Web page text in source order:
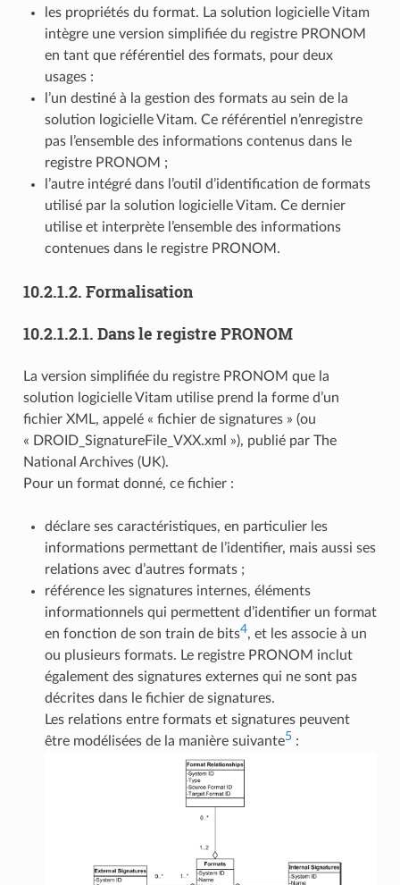
les propriétés du format. La solution logicielle Vitam
intègre une version simplifiée du registre PRONOM
en tant que référentiel des formats, pour deux
usages :
l’un destiné à la gestion des formats au sein de la
solution logicielle Vitam. Ce référentiel n’enregistre
pas l’ensemble des informations contenus dans le
registre PRONOM ;
l’autre intégré dans l’outil d’identification de formats
utilisé par la solution logicielle Vitam. Ce dernier
utilise et interprète l’ensemble des informations
contenues dans le registre PRONOM.
10.2.1.2. Formalisation
10.2.1.2.1. Dans le registre PRONOM
La version simplifiée du registre PRONOM que la
solution logicielle Vitam utilise prend la forme d’un
fichier XML, appelé « fichier de signatures » (ou
« DROID_SignatureFile_VXX.xml »), publié par The
National Archives (UK).
Pour un format donné, ce fichier :
déclare ses caractéristiques, en particulier les
informations permettant de l’identifier, mais aussi ses
relations avec d’autres formats ;
référence les signatures internes, éléments
informationnels qui permettent d’identifier un format
en fonction de son train de bits4, et les associe à un
ou plusieurs formats. Le registre PRONOM inclut
également des signatures externes qui ne sont pas
décrites dans le fichier de signatures.
Les relations entre formats et signatures peuvent
être modélisées de la manière suivante5: